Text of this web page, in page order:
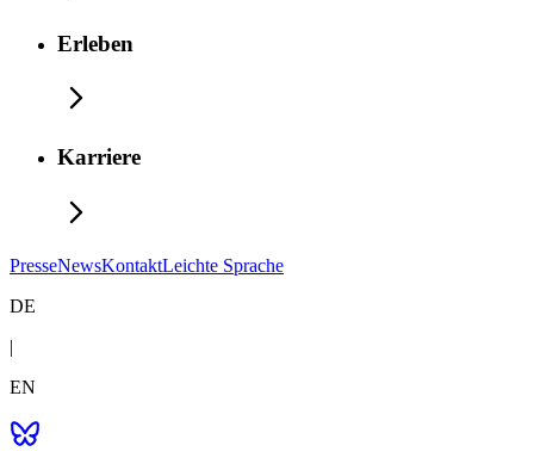
Erleben
Karriere
PresseNewsKontaktLeichte Sprache
DE
|
EN